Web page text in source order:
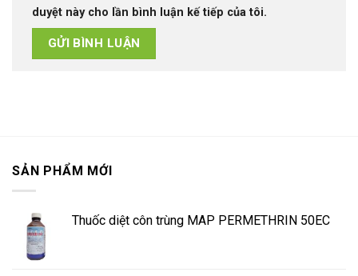
duyệt này cho lần bình luận kế tiếp của tôi.
SẢN PHẨM MỚI
Thuốc diệt côn trùng MAP PERMETHRIN 50EC